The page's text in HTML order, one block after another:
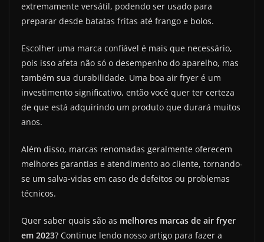
extremamente versátil, podendo ser usado para
preparar desde batatas fritas até frango e bolos.
Escolher uma marca confiável é mais que necessário,
pois isso afeta não só o desempenho do aparelho, mas
também sua durabilidade. Uma boa air fryer é um
investimento significativo, então você quer ter certeza
de que está adquirindo um produto que durará muitos
anos.
Além disso, marcas renomadas geralmente oferecem
melhores garantias e atendimento ao cliente, tornando-
se um salva-vidas em caso de defeitos ou problemas
técnicos.
Quer saber quais são as melhores marcas de air fryer
em 2023? Continue lendo nosso artigo para fazer a